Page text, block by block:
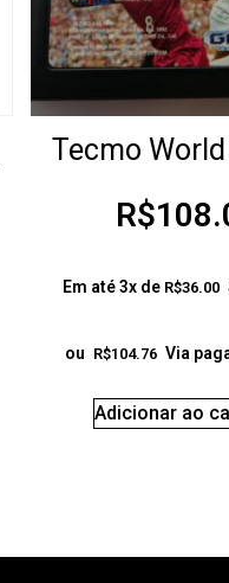
Tecmo
R$
Em até 3x de R$36.00
ou R$104.76 Via
Adicionar ao